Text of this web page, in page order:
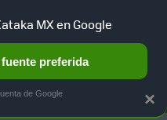
AUTO TERRITORIO
×
MX en Google
preferida
de Google